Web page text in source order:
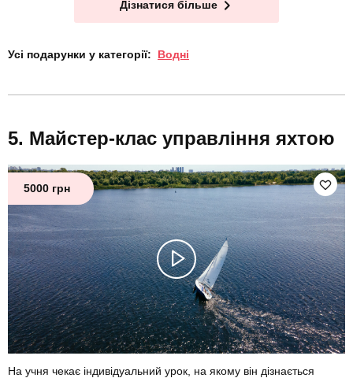
Дізнатися більше
Усі подарунки у категорії: Водні
Майстер-клас управління яхтою
5000 грн
На учня чекає індивідуальний урок, на якому він дізнається